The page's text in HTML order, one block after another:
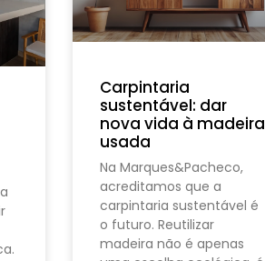
Carpintaria
sustentável: dar
nova vida à madeira
usada
Na Marques&Pacheco,
acreditamos que a
carpintaria sustentável é
o futuro. Reutilizar
madeira não é apenas